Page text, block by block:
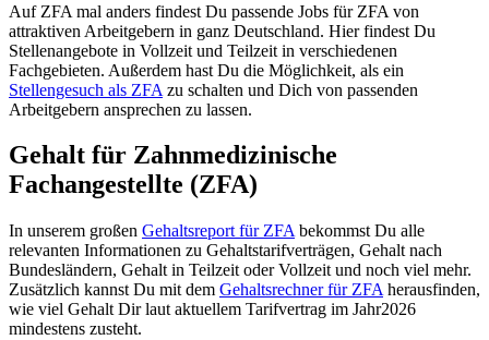
Auf ZFA mal anders findest Du passende Jobs für ZFA von
attraktiven Arbeitgebern in ganz Deutschland. Hier findest Du
Stellenangebote in Vollzeit und Teilzeit in verschiedenen
Fachgebieten. Außerdem hast Du die Möglichkeit, als ein
Stellengesuch als ZFA zu schalten und Dich von passenden
Arbeitgebern ansprechen zu lassen.
Gehalt für Zahnmedizinische
Fachangestellte (ZFA)
In unserem großen Gehaltsreport für ZFA bekommst Du alle
relevanten Informationen zu Gehaltstarifverträgen, Gehalt nach
Bundesländern, Gehalt in Teilzeit oder Vollzeit und noch viel mehr.
Zusätzlich kannst Du mit dem Gehaltsrechner für ZFA herausfinden,
wie viel Gehalt Dir laut aktuellem Tarifvertrag im Jahr2026
mindestens zusteht.